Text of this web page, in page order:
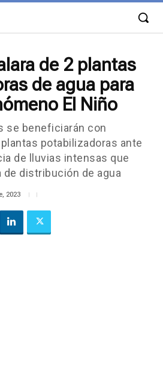
de 2 plantas
de agua para
El Niño
se beneficiarán con
potabilizadoras ante
de lluvias intensas que
distribución de agua
2023